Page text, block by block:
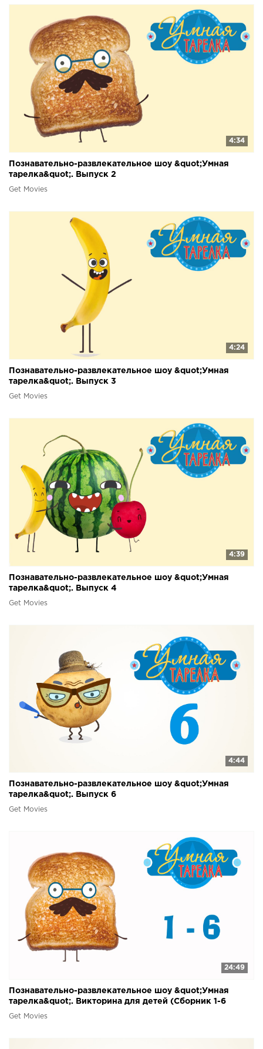
4:34
Познавательно-развлекательное шоу &quot;Умная
тарелка&quot;. Выпуск 2
Get Movies
4:24
Познавательно-развлекательное шоу &quot;Умная
тарелка&quot;. Выпуск 3
Get Movies
4:39
Познавательно-развлекательное шоу &quot;Умная
тарелка&quot;. Выпуск 4
Get Movies
4:44
Познавательно-развлекательное шоу &quot;Умная
тарелка&quot;. Выпуск 6
Get Movies
24:49
Познавательно-развлекательное шоу &quot;Умная
тарелка&quot;. Викторина для детей (Сборник 1-6
серии)
Get Movies